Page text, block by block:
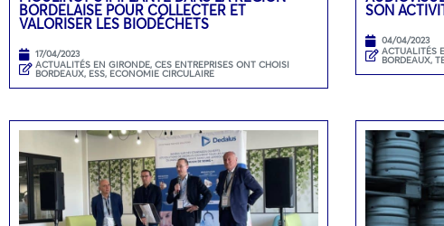
BORDELAISE POUR COLLECTER ET
VALORISER LES BIODÉCHETS
17/04/2023
ACTUALITÉS EN GIRONDE, CES ENTREPRISES ONT CHOISI
BORDEAUX, ESS, ECONOMIE CIRCULAIRE
SON
04/04/2023
ACTUALITÉS
BORDEAUX,